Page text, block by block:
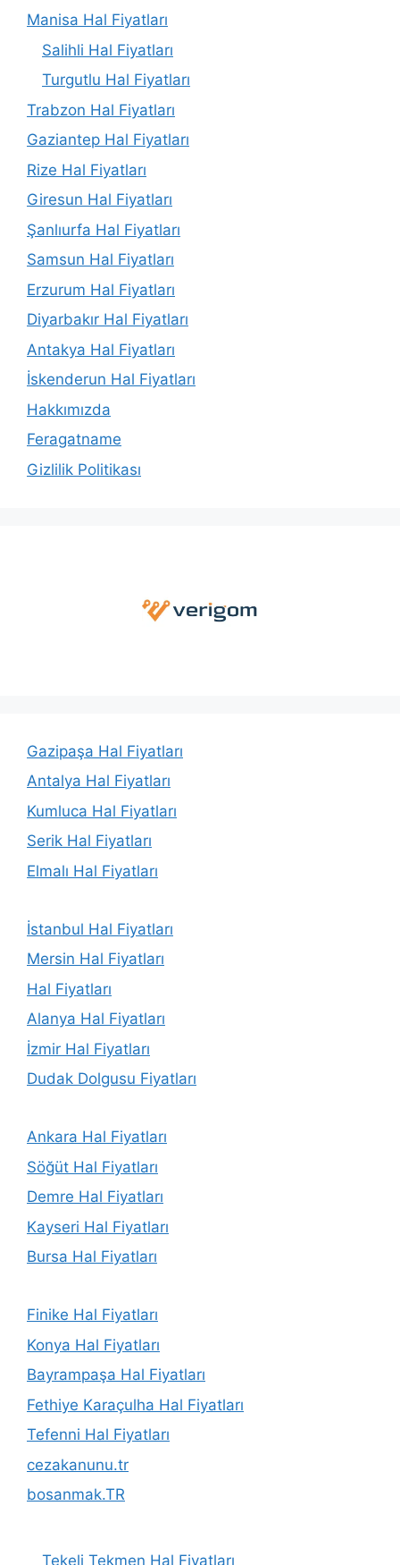
Manisa Hal Fiyatları
Salihli Hal Fiyatları
Turgutlu Hal Fiyatları
Trabzon Hal Fiyatları
Gaziantep Hal Fiyatları
Rize Hal Fiyatları
Giresun Hal Fiyatları
Şanlıurfa Hal Fiyatları
Samsun Hal Fiyatları
Erzurum Hal Fiyatları
Diyarbakır Hal Fiyatları
Antakya Hal Fiyatları
İskenderun Hal Fiyatları
Hakkımızda
Feragatname
Gizlilik Politikası
Gazipaşa Hal Fiyatları
Antalya Hal Fiyatları
Kumluca Hal Fiyatları
Serik Hal Fiyatları
Elmalı Hal Fiyatları
İstanbul Hal Fiyatları
Mersin Hal Fiyatları
Hal Fiyatları
Alanya Hal Fiyatları
İzmir Hal Fiyatları
Dudak Dolgusu Fiyatları
Ankara Hal Fiyatları
Söğüt Hal Fiyatları
Demre Hal Fiyatları
Kayseri Hal Fiyatları
Bursa Hal Fiyatları
Finike Hal Fiyatları
Konya Hal Fiyatları
Bayrampaşa Hal Fiyatları
Fethiye Karaçulha Hal Fiyatları
Tefenni Hal Fiyatları
cezakanunu.tr
bosanmak.TR
Tekeli Tekmen Hal Fiyatları